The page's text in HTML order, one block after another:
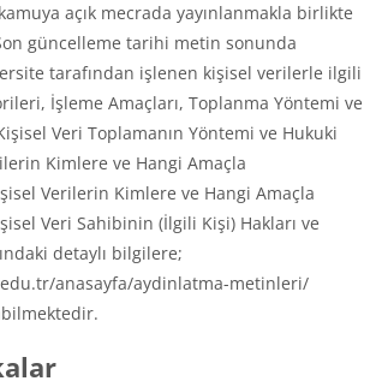
açık mecrada yayınlanmakla birlikte
güncelleme tarihi metin sonunda
tarafından işlenen kişisel verilerle ilgili
İşleme Amaçları, Toplanma Yöntemi ve
Veri Toplamanın Yöntemi ve Hukuki
Kimlere ve Hangi Amaçla
Verilerin Kimlere ve Hangi Amaçla
Veri Sahibinin (İlgili Kişi) Hakları ve
detaylı bilgilere;
anasayfa/aydinlatma-metinleri/